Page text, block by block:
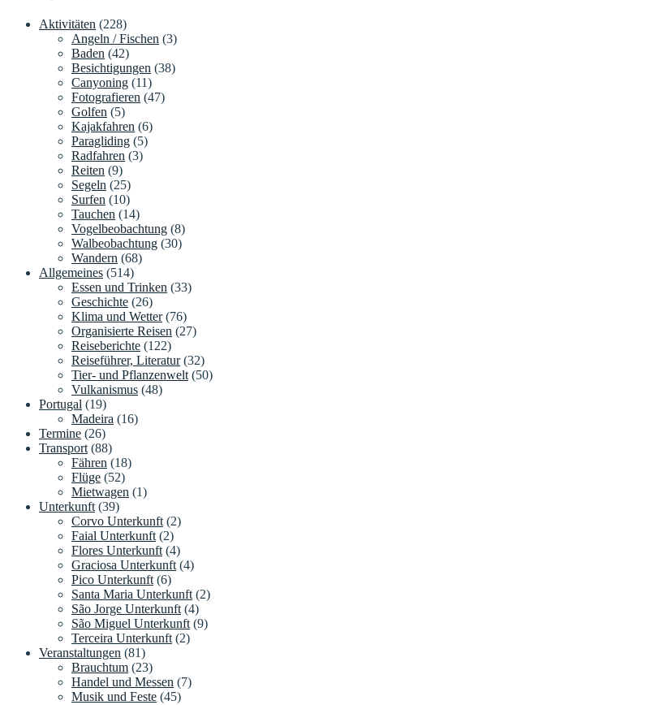
Aktivitäten (228)
Angeln / Fischen (3)
Baden (42)
Besichtigungen (38)
Canyoning (11)
Fotografieren (47)
Golfen (5)
Kajakfahren (6)
Paragliding (5)
Radfahren (3)
Reiten (9)
Segeln (25)
Surfen (10)
Tauchen (14)
Vogelbeobachtung (8)
Walbeobachtung (30)
Wandern (68)
Allgemeines (514)
Essen und Trinken (33)
Geschichte (26)
Klima und Wetter(76)
Organisierte Reisen (27)
Reiseberichte (122)
Reiseführer, Literatur(32)
Tier- und Pflanzenwelt (50)
Vulkanismus (48)
Portugal (19)
Madeira (16)
Termine (26)
Transport (88)
Fähren (18)
Flüge (52)
Mietwagen (1)
Unterkunft (39)
Corvo Unterkunft (2)
Faial Unterkunft (2)
Flores Unterkunft (4)
Graciosa Unterkunft (4)
Pico Unterkunft (6)
Santa Maria Unterkunft (2)
São Jorge Unterkunft (4)
São Miguel Unterkunft (9)
Terceira Unterkunft (2)
Veranstaltungen (81)
Brauchtum (23)
Handel und Messen (7)
Musik und Feste (45)